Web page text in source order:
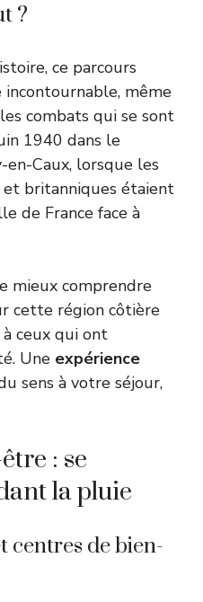
?
ce parcours
même
combats qui se sont
1940 dans le
Caux, lorsque les
et britanniques étaient
de France face à
mieux comprendre
cette région côtière
ceux qui ont
Une expérience
sens à votre séjour,
: se
la pluie
centres de bien-